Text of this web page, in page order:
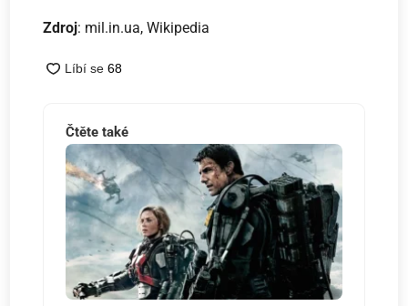
Zdroj: mil.in.ua, Wikipedia
Čtěte také